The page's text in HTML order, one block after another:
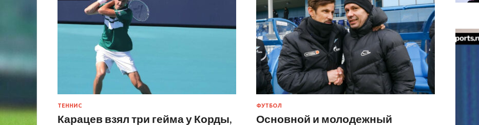
ТЕННИС
Карацев взял три гейма у Корды,
ФУТБОЛ
Основной и молодежный